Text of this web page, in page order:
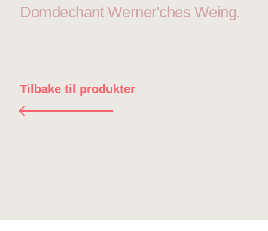
Domdechant Werner'ches Weing.
Tilbake til produkter